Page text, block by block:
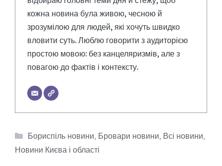
кожна новина була живою, чесною й
зрозумілою для людей, які хочуть швидко
вловити суть. Люблю говорити з аудиторією
простою мовою: без канцеляризмів, але з
повагою до фактів і контексту.
Категорії
Бориспіль новини, Бровари новини, Всі новини,
Новини Києва і області